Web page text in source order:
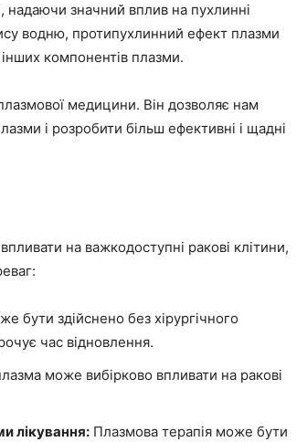
надаючи значний вплив на пухлинні
водню, протипухлинний ефект плазми
компонентів плазми.
медицини. Він дозволяє нам
і розробити більш ефективні і щадні
на важкодоступні ракові клітини,
бути здійснено без хірургічного
час відновлення.
може вибірково впливати на ракові
лікування: Плазмова терапія може бути